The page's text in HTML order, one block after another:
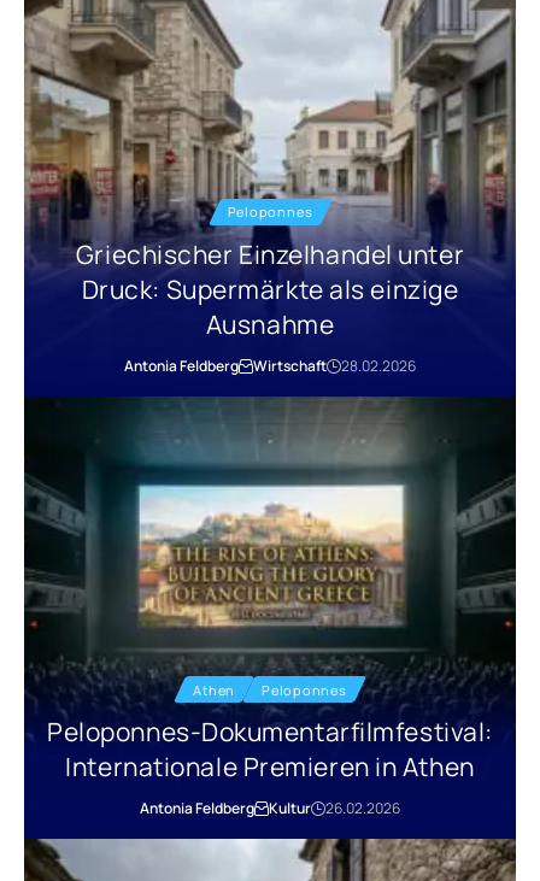
Peloponnes
Griechischer Einzelhandel unter
Druck: Supermärkte als einzige
Ausnahme
Antonia Feldberg Wirtschaft 28.02.2026
Athen Peloponnes
Peloponnes-Dokumentarfilmfestival:
Internationale Premieren in Athen
Antonia Feldberg Kultur 26.02.2026